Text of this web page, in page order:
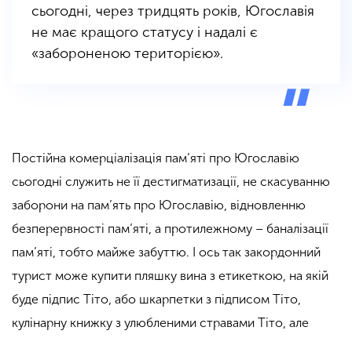
сьогодні, через тридцять років, Югославія
не має кращого статусу і надалі є
«забороненою територією».
Постійна комерціалізація пам’яті про Югославію
сьогодні служить не її дестигматизації, не скасуванню
заборони на пам’ять про Югославію, відновленню
безперервності пам’яті, а протилежному – баналізації
пам’яті, тобто майже забуттю. І ось так закордонний
турист може купити пляшку вина з етикеткою, на якій
буде підпис Тіто, або шкарпетки з підписом Тіто,
кулінарну книжку з улюбленими стравами Тіто, але